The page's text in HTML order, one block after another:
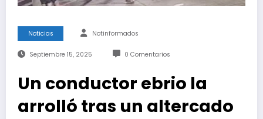
Noticias Notinformados
Septiembre 15, 2025 0 Comentarios
Un conductor ebrio la
arrolló tras un altercado